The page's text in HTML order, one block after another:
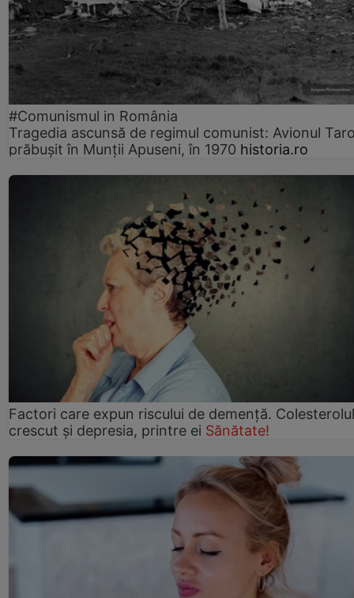
#Comunismul in România
Tragedia ascunsă de regimul comunist: Avionul
prăbușit în Munții Apuseni, în 1970 historia.ro
Factori care expun riscului de demență. Colesterolul
crescut şi depresia, printre ei Sănătate!